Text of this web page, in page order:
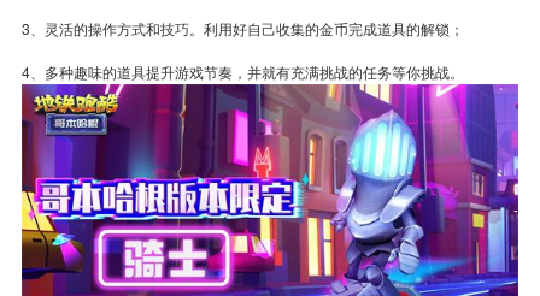
3、灵活的操作方式和技巧。利用好自己收集的金币完成道具的解锁；
4、多种趣味的道具提升游戏节奏，并就有充满挑战的任务等你挑战。